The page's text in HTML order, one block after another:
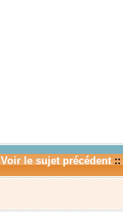
Voir le sujet précédent::